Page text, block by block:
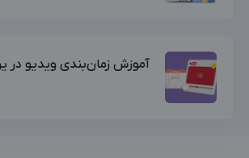
آموزش زمان‌بندی ویدیو در